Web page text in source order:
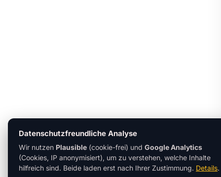
Datenschutzfreundliche Analyse
Wir nutzen Plausible (cookie-frei) und Google Analytics
(Cookies, IP anonymisiert), um zu verstehen, welche Inhalte
hilfreich sind. Beide laden erst nach Ihrer Zustimmung. Details.